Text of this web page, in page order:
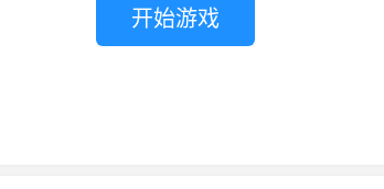
开始游戏